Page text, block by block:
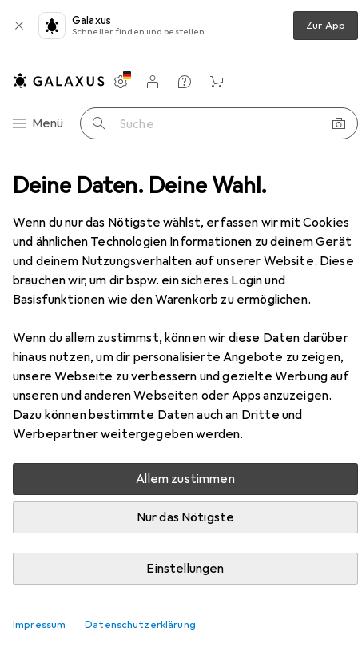
Deine Daten. Deine Wahl.
Wenn du nur das Nötigste wählst, erfassen wir mit Cookies
und ähnlichen Technologien Informationen zu deinem Gerät
und deinem Nutzungsverhalten auf unserer Website. Diese
brauchen wir, um dir bspw. ein sicheres Login und
Basisfunktionen wie den Warenkorb zu ermöglichen.
Wenn du allem zustimmst, können wir diese Daten darüber
hinaus nutzen, um dir personalisierte Angebote zu zeigen,
unsere Webseite zu verbessern und gezielte Werbung auf
unseren und anderen Webseiten oder Apps anzuzeigen.
Dazu können bestimmte Daten auch an Dritte und
Werbepartner weitergegeben werden.
Allem zustimmen
Nur das Nötigste
Einstellungen
Impressum Datenschutzerklärung
Galaxus
Schneller finden und bestellen Zur App
Navigation nach Kategorien
Menü Suche
Einstellungen
Kundenkonto
Vergleichslisten
Merklisten
Warenkorb
Schlafzimmer Bett vidaXL Enoch (mit Kopfteil)
EUR
63,56
vidaXL
Enoch (mit Kopfteil)
80 x 200 cm
Kopfteil)
Hier findest du passendes Zubehör zum Produkt vidaXL
Enoch (mit Kopfteil) aus der Kategorie Matratze.
Beliebt VidaXL
EUR
80,80